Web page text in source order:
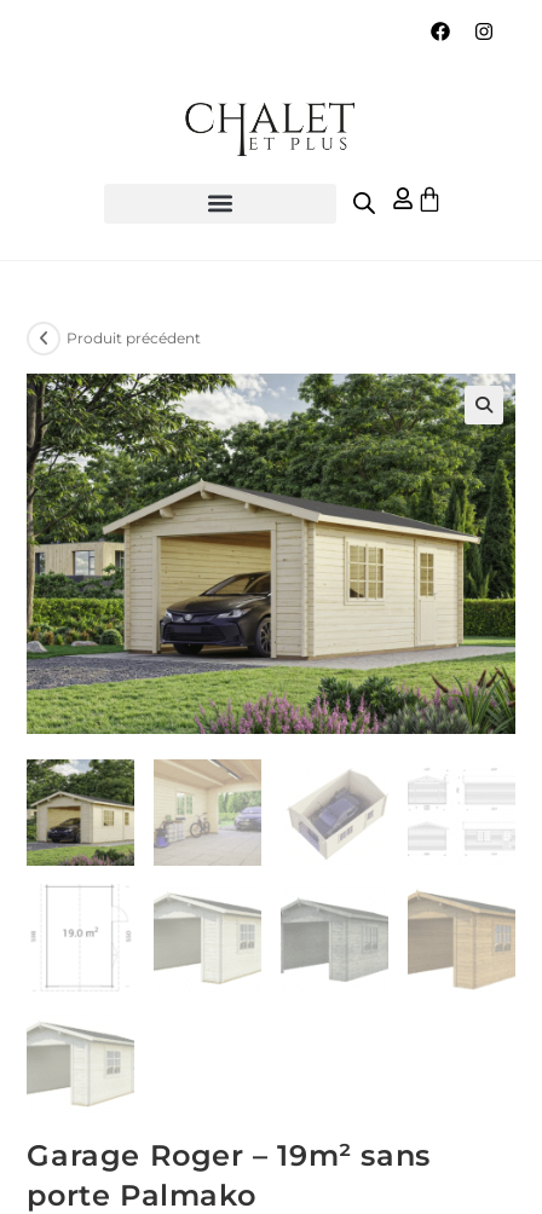
Produit précédent
🔍
Garage Roger – 19m² sans
porte Palmako